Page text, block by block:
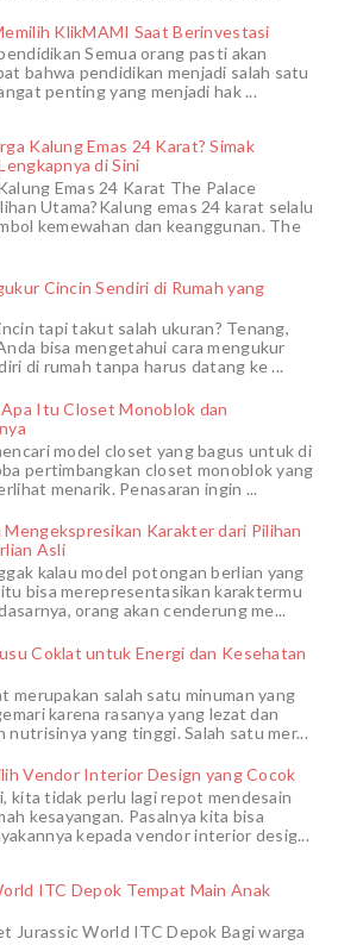
KlikMAMI Saat Berinvestasi
Semua orang pasti akan
bahwa pendidikan menjadi salah satu
penting yang menjadi hak ...
Kalung Emas 24 Karat? Simak
di Sini
Emas 24 Karat The Palace
Utama?Kalung emas 24 karat selalu
kemewahan dan keanggunan. The
Cincin Sendiri di Rumah yang
tapi takut salah ukuran? Tenang,
bisa mengetahui cara mengukur
di rumah tanpa harus datang ke ...
Itu Closet Monoblok dan
model closet yang bagus untuk di
pertimbangkan closet monoblok yang
menarik. Penasaran ingin ...
Mengekspresikan Karakter dari Pilihan
Asli
kalau model potongan berlian yang
bisa merepresentasikan karaktermu
orang akan cenderung me...
Coklat untuk Energi dan Kesehatan
merupakan salah satu minuman yang
karena rasanya yang lezat dan
nutrisinya yang tinggi. Salah satu mer...
Vendor Interior Design yang Cocok
kita tidak perlu lagi repot mendesain
kesayangan. Pasalnya kita bisa
kepada vendor interior desig...
ITC Depok Tempat Main Anak
Jurassic World ITC Depok Bagi warga